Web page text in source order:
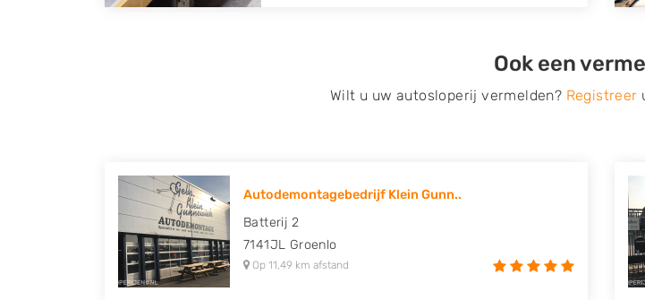
tweedehands auto onderdelen offerte aanvragen? Dat kan via de
Onderdelenlijn! Vul uw kenteken in en druk op verzenden.
Honda, Hyundai, Kia, Mazda, Mercedes Benz, Mitsubishi, Nissan, Opel,
Peugeot, Porsche, Renault, Seat, Skoda, Suzuki, Tesla, Toyota,
Volkswagen en Volvo.
Ook een
Wilt u uw autosloperij vermelden? Registreer
Autodemontagebedrijf Klein Gunn..
Batterij 2
7141JL Groenlo
Op 11,49 km afstand